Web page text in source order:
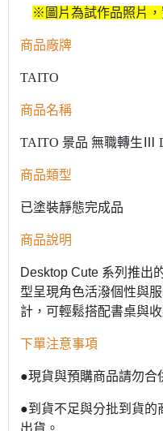
※圖片為試作品照片
商品廠牌
TAITO
商品名稱
TAITO 景品 無職轉生Ⅲ
商品類型
已塗裝靜態完成品
商品說明
Desktop Cute 系列推出
型呈現角色活潑個性與
計，可輕鬆搭配書桌與
下單注意事項
●現貨與預購商品請勿合
●到貨不足與分批到貨的